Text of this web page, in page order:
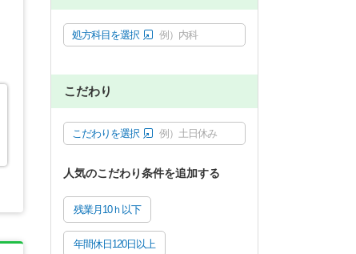
処方科目を選択 例）内科
こだわり
こだわりを選択 例）土日休み
人気のこだわり条件を追加する
残業月10ｈ以下
年間休日120日以上